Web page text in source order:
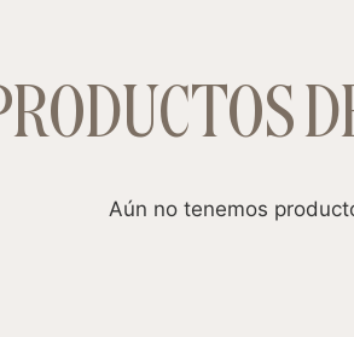
Aún no tenemos